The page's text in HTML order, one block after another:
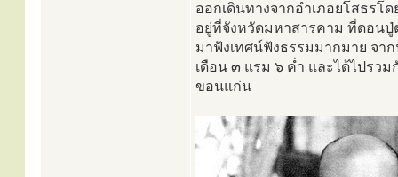
ออกเดินทางจากอำเภอยโสธรโ
อยู่ที่จังหวัดมหาสารคาม ที่ดอน
มาฟังเทศน์ฟังธรรมมากมาย จา
เดือน ๓ แรม ๖ ค่ำ และได้ไปรว
ขอนแก่น